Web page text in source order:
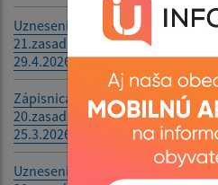
Uznesenia z
21.zasadnutia OZ dňa
29.4.2026
-
Zápisnica z
20.zasadnutia OZ dňa
25.3.2026
-
Uznesenia z